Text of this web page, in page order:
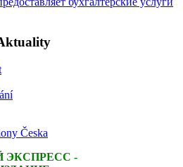
Česka
ЭКСПРЕСС -